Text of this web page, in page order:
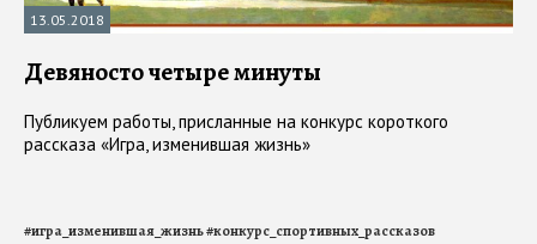
13.05.2018
Девяносто четыре минуты
Публикуем работы, присланные на конкурс короткого
рассказа «Игра, изменившая жизнь»
#игра_изменившая_жизнь#конкурс_спортивных_рассказов